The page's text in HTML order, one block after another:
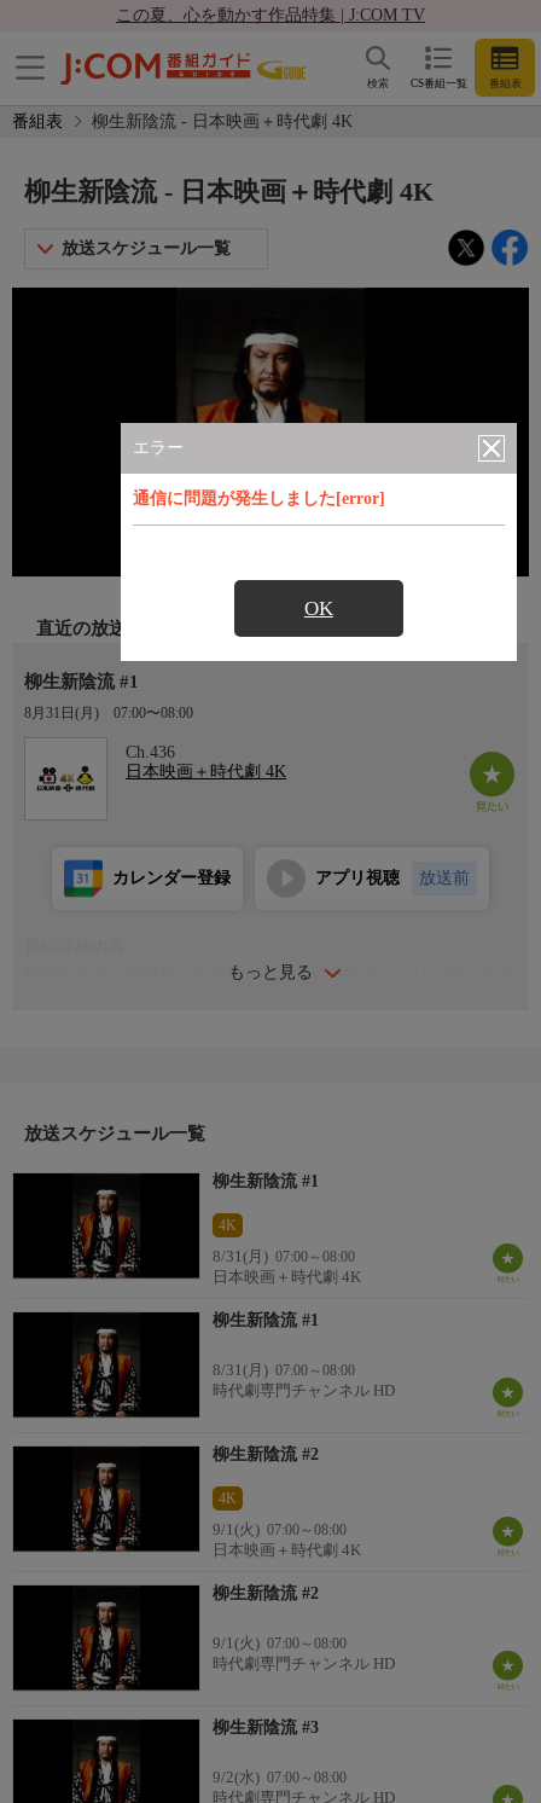
この夏、心を動かす作品特集 | J:COM TV
CS番組一覧 番組表
検索
番組表 柳生新陰流 - 日本映画＋時代劇 4K
エラー
通信に問題が発生しました[error]
OK
柳生新陰流 - 日本映画＋時代劇 4K
放送スケジュール一覧
直近の放送
柳生新陰流 #1
8月31日(月) 07:00〜08:00
Ch.436
日本映画＋時代劇 4K
もっと見る
カレンダー登録 アプリ視聴 放送前
柳生石舟斎（西村晃）の五男・宗矩（萬屋錦之介）は、関ヶ原の
の弥藤次が狙っていた……。
放送スケジュール一覧
柳生新陰流 #1
4K
8/31(月) 07:00～08:00
日本映画＋時代劇 4K
柳生新陰流 #1
8/31(月) 07:00～08:00
時代劇専門チャンネル HD
柳生新陰流 #2
4K
9/1(火) 07:00～08:00
日本映画＋時代劇 4K
柳生新陰流 #2
9/1(火) 07:00～08:00
時代劇専門チャンネル HD
柳生新陰流 #3
9/2(水) 07:00～08:00
時代劇専門チャンネル HD